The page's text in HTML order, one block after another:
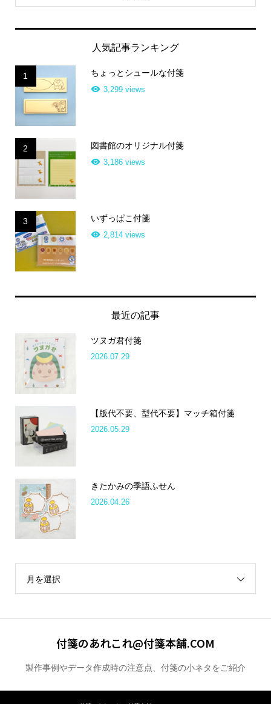
人気記事ランキング
1 ちょっとシュールな付箋
3,299 views
2 図書館のオリジナル付箋
3,186 views
3 いずっぱこ付箋
2,814 views
最近の記事
ツヌガ君付箋
2026.07.29
【版代不要、型代不要】マッチ箱付箋
2026.05.29
きたかみの季語ふせん
2026.04.26
月を選択
付箋のあれこれ@付箋本舗.COM
製作事例やデータ作成時の注意点、付箋の小ネタをご紹介